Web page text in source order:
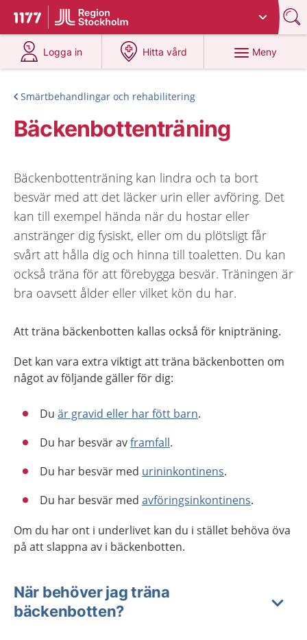
Till startsidan för 1177
Du har valt region
Logga in
på 1177.se
Hitta vård
på 1177.se
Meny
Smärtbehandlingar och rehabilitering
Bäckenbottenträning
Bäckenbottenträning kan lindra och ta bort
besvär med att det läcker urin eller avföring. Det
kan till exempel hända när du hostar eller
anstränger dig fysiskt, eller om du plötsligt får
svårt att hålla dig och hinna till toaletten. Du kan
också träna för att förebygga besvär. Träningen är
bra oavsett ålder eller vilket kön du har.
Att träna bäckenbotten kallas också för knipträning.
Det kan vara extra viktigt att träna bäckenbotten om
något av följande gäller för dig:
Du är gravid eller har fött barn.
Du har besvär avframfall.
Du har besvär med urininkontinens.
Du har besvär med avföringsinkontinens.
Om du har ont i underlivet kan du i stället behöva öva
på att slappna av i bäckenbotten.
När behöver jag träna
bäckenbotten?